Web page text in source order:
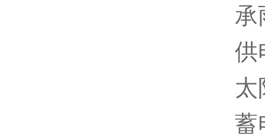
承雨
供电
太阳
蓄电